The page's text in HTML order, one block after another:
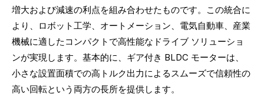
増大および減速の利点を組み合わせたものです。この統合に
より、ロボット工学、オートメーション、電気自動車、産業
機械に適したコンパクトで高性能なドライブ ソリューショ
ンが実現します。基本的に、ギア付き BLDC モーターは、
小さな設置面積での高トルク出力によるスムーズで信頼性の
高い回転という両方の長所を提供します。